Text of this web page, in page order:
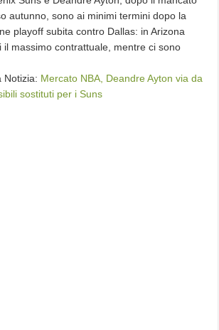
autunno, sono ai minimi termini dopo la
playoff subita contro Dallas: in Arizona
il massimo contrattuale, mentre ci sono
Notizia: Mercato NBA, Deandre Ayton via da
sostituti per i Suns